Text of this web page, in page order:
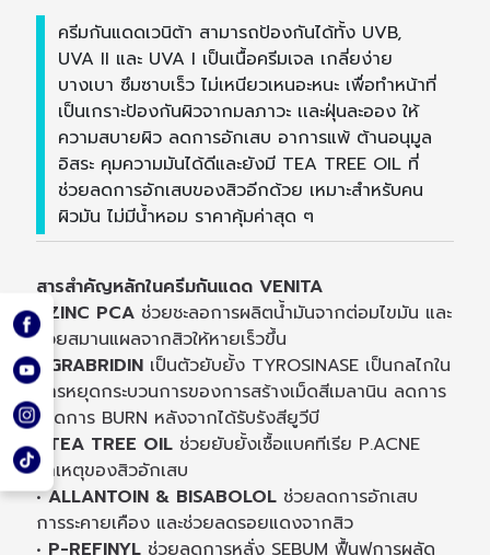
ครีมกันแดดเวนิต้า สามารถป้องกันได้ทั้ง UVB,
UVA II และ UVA I เป็นเนื้อครีมเจล เกลี่ยง่าย
บางเบา ซึมซาบเร็ว ไม่เหนียวเหนอะหนะ เพื่อทำหน้าที่
เป็นเกราะป้องกันผิวจากมลภาวะ เเละฝุ่นละออง ให้
ความสบายผิว ลดการอักเสบ อาการแพ้ ต้านอนุมูล
อิสระ คุมความมันได้ดีและยังมี TEA TREE OIL ที่
ช่วยลดการอักเสบของสิวอีกด้วย เหมาะสำหรับคน
ผิวมัน ไม่มีน้ำหอม ราคาคุ้มค่าสุด ๆ
สารสำคัญหลักในครีมกันแดด VENITA
• ZINC PCA ช่วยชะลอการผลิตน้ำมันจากต่อมไขมัน และ
ช่วยสมานแผลจากสิวให้หายเร็วขึ้น
• GRABRIDIN เป็นตัวยับยั้ง TYROSINASE เป็นกลไกใน
การหยุดกระบวนการของการสร้างเม็ดสีเมลานิน ลดการ
เกิดการ BURN หลังจากได้รับรังสียูวีบี
• TEA TREE OIL ช่วยยับยั้งเชื้อแบคทีเรีย P.ACNE
สาเหตุของสิวอักเสบ
•ALLANTOIN & BISABOLOL ช่วยลดการอักเสบ
การระคายเคือง และช่วยลดรอยแดงจากสิว
• P-REFINYL ช่วยลดการหลั่ง SEBUM ฟื้นฟูการผลัด